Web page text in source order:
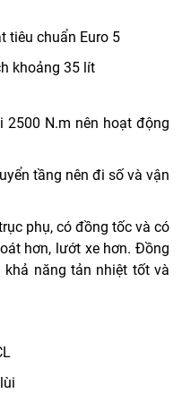
tiêu chuẩn Euro 5
khoảng 35 lít
2500 N.m nên hoạt động
tầng nên đi số và vận
phụ, có đồng tốc và có
hơn, lướt xe hơn. Đồng
năng tản nhiệt tốt và